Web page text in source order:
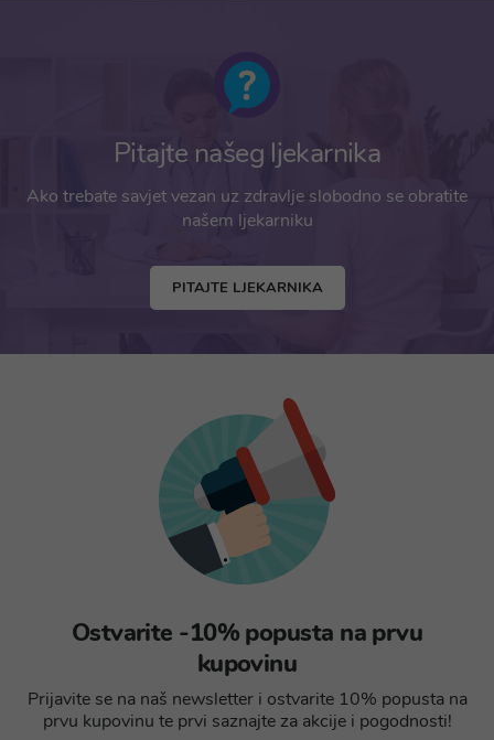
Pitajte našeg ljekarnika
Ako trebate savjet vezan uz zdravlje slobodno se obratite
našem ljekarniku
PITAJTE LJEKARNIKA
Ostvarite -10% popusta na prvu
kupovinu
Prijavite se na naš newsletter i ostvarite 10% popusta na
prvu kupovinu te prvi saznajte za akcije i pogodnosti!